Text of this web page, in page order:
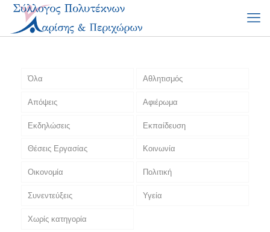
Όλα Αθλητισμός
Απόψεις Αφιέρωμα
Εκδηλώσεις Εκπαίδευση
Θέσεις Εργασίας Κοινωνία
Οικονομία Πολιτική
Συνεντεύξεις Υγεία
Χωρίς κατηγορία